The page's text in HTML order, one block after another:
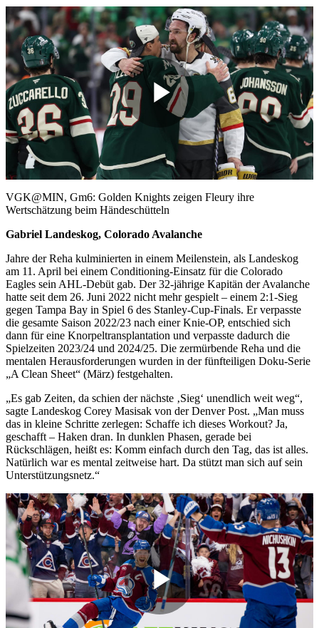
Play
Video
VGK@MIN, Gm6: Golden Knights zeigen Fleury ihre
Wertschätzung beim Händeschütteln
Gabriel Landeskog, Colorado Avalanche
Jahre der Reha kulminierten in einem Meilenstein, als Landeskog
am 11. April bei einem Conditioning-Einsatz für die Colorado
Eagles sein AHL-Debüt gab. Der 32-jährige Kapitän der Avalanche
hatte seit dem 26. Juni 2022 nicht mehr gespielt – einem 2:1-Sieg
gegen Tampa Bay in Spiel 6 des Stanley-Cup-Finals. Er verpasste
die gesamte Saison 2022/23 nach einer Knie-OP, entschied sich
dann für eine Knorpeltransplantation und verpasste dadurch die
Spielzeiten 2023/24 und 2024/25. Die zermürbende Reha und die
mentalen Herausforderungen wurden in der fünfteiligen Doku-Serie
„A Clean Sheet“ (März) festgehalten.
„Es gab Zeiten, da schien der nächste ‚Sieg‘ unendlich weit weg“,
sagte Landeskog Corey Masisak von der Denver Post. „Man muss
das in kleine Schritte zerlegen: Schaffe ich dieses Workout? Ja,
geschafft – Haken dran. In dunklen Phasen, gerade bei
Rückschlägen, heißt es: Komm einfach durch den Tag, das ist alles.
Natürlich war es mental zeitweise hart. Da stützt man sich auf sein
Unterstützungsnetz.“
Play